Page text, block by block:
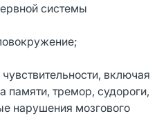
системы
включая
памяти, тремор, судороги,
нарушения мозгового